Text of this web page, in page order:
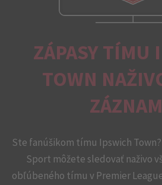
ZÁPASY TÍMU
TOWN
Ste fanúšikom tímu Ipswich Town?
Sport môžete sledovať naživo
obľúbeného tímu v Premier